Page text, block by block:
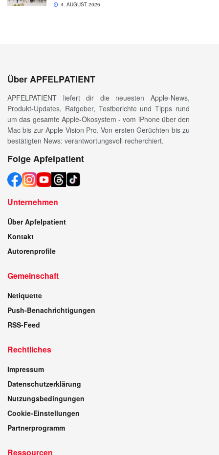
4. AUGUST 2026
Über APFELPATIENT
APFELPATIENT liefert dir die neuesten Apple-News,
Produkt-Updates, Ratgeber, Testberichte und Tipps rund
um das gesamte Apple-Ökosystem - vom iPhone über den
Mac bis zur Apple Vision Pro. Von ersten Gerüchten bis zu
bestätigten News: verantwortungsvoll recherchiert.
Folge Apfelpatient
Unternehmen
Über Apfelpatient
Kontakt
Autorenprofile
Gemeinschaft
Netiquette
Push-Benachrichtigungen
RSS-Feed
Rechtliches
Impressum
Datenschutzerklärung
Nutzungsbedingungen
Cookie-Einstellungen
Partnerprogramm
Ressourcen